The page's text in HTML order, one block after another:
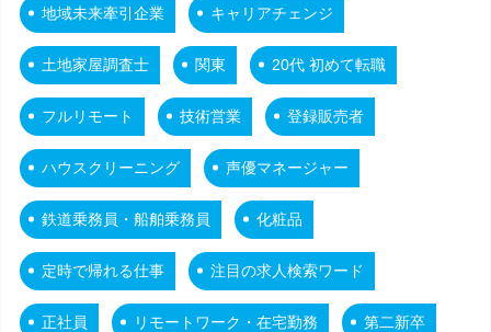
地域未来牽引企業 キャリアチェンジ
土地家屋調査士 関東 20代 初めて転職
フルリモート 技術営業 登録販売者
ハウスクリーニング 声優マネージャー
鉄道乗務員・船舶乗務員 化粧品
定時で帰れる仕事 注目の求人検索ワード
正社員 リモートワーク・在宅勤務 第二新卒